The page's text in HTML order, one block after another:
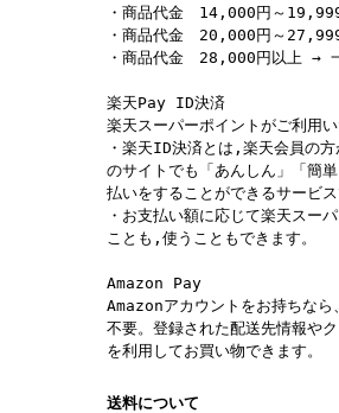
・商品代金 14,000円～
・商品代金 20,000円～
・商品代金 28,000円以上 →
楽天Pay ID決済
楽天スーパーポイントがご利用い
・楽天ID決済とは,楽天会員の
のサイトでも「あんしん」「簡
払いをすることができるサービス
・お支払い額に応じて楽天スー
ことも,使うこともできます。
Amazon Pay
Amazonアカウントをお持ちなら
不要。登録された配送先情報や
を利用してお買い物できます。
送料について